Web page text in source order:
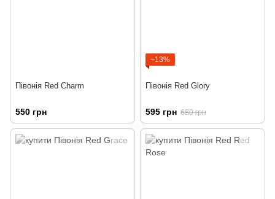
Півонія Red Charm
550 грн
−13%
Півонія Red Glory
595 грн 680 грн